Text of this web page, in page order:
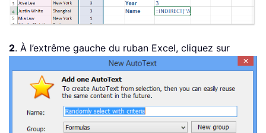
2. À l’extrême gauche du ruban Excel, cliquez sur